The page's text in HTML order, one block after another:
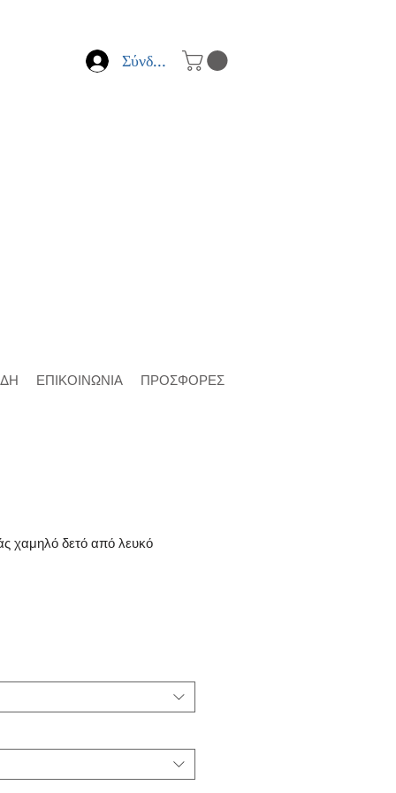
Σύνδεση
χαμηλό δετό από λευκό
ΕΠΙΚΟΙΝΩΝΙΑ ΠΡΟΣΦΟΡΕΣ